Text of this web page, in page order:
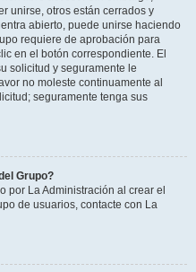
unirse, otros están cerrados y
abierto, puede unirse haciendo
requiere de aprobación para
en el botón correspondiente. El
solicitud y seguramente le
no moleste continuamente al
seguramente tenga sus
Grupo?
por La Administración al crear el
de usuarios, contacte con La